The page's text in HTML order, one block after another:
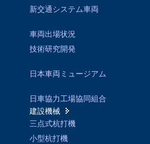
新交通システム車両
車両出場状況
技術研究開発
日本車両ミュージアム
日車協力工場協同組合
建設機械
三点式杭打機
小型杭打機